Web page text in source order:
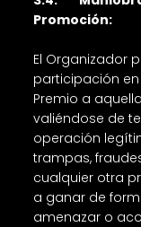
Promoción:
El Organizador
participación
Premio a
valiéndose de
operación
trampas,
cualquier otra
a ganar de
amenazar o